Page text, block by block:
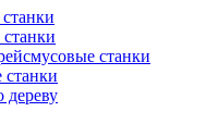
станки
дереву